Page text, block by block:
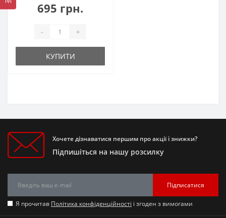
695 грн.
- +
КУПИТИ
Хочете дізнаватися першим про акції і знижки?
Підпишіться на нашу розсилку
Підписатися
Я прочитав Політика конфіденційності і згоден з вимогами